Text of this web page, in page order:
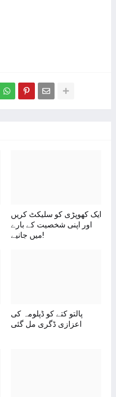
ایک کھوپڑی کو سلیکٹ کریں
اور اپنی شخصیت کے بارے
میں جانیے!
پالتو کتے کو ڈپلومہ کی
اعزازی ڈگری مل گئی